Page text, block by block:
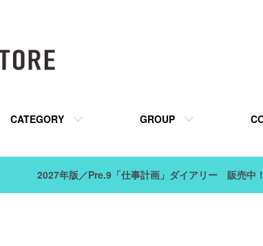
CATEGORY GROUP
2027年版／Pre.9「仕事計画」ダイアリー 販売中！